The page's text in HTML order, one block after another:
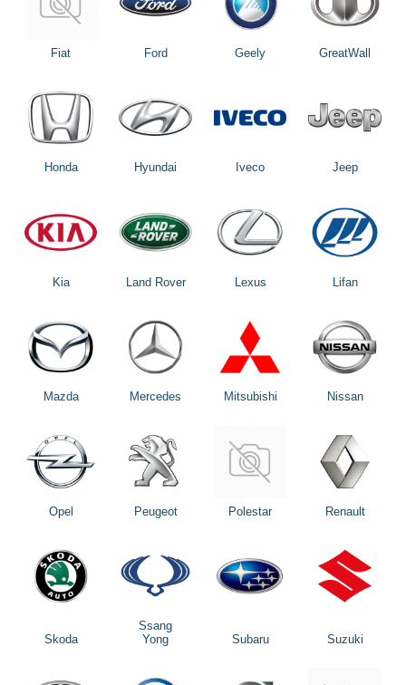
Fiat Ford Geely GreatWall
Honda Hyundai Iveco Jeep
Kia Land Rover Lexus Lifan
Mazda Mercedes Mitsubishi Nissan
Opel Peugeot Polestar Renault
Skoda
Ssang
Yong
Subaru Suzuki